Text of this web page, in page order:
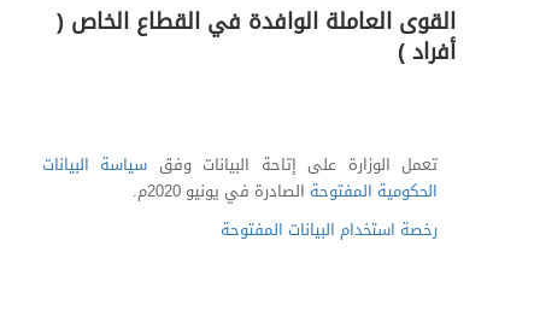
القوى العاملة الوافدة في القطاع الخاص (
أفراد )
تعمل الوزارة على إتاحة البيانات وفق سياسة البيانات
الحكومية المفتوحة الصادرة في يونيو 2020م.
رخصة استخدام البيانات المفتوحة